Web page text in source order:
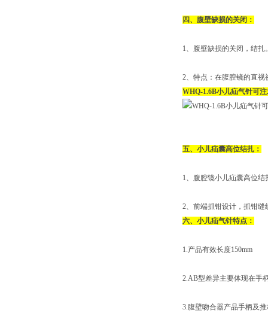
四、腹壁缺损的关闭：
1、腹壁缺损的关闭，结扎
2、特点：在腹腔镜的直
WHQ-1.6B小儿疝气针可
五、小儿疝囊高位结扎：
1、腹腔镜小儿疝囊高位结
2、前端抓钳设计，抓钳
六、小儿疝气针特点：
1.产品有效长度150mm
2.AB型差异主要体现在手
3.腹壁吻合器产品手柄及